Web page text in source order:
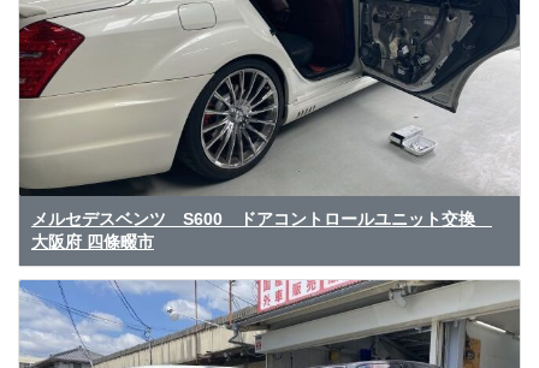
メルセデスベンツ S600 ドアコントロールユニット交換
大阪府 四條畷市